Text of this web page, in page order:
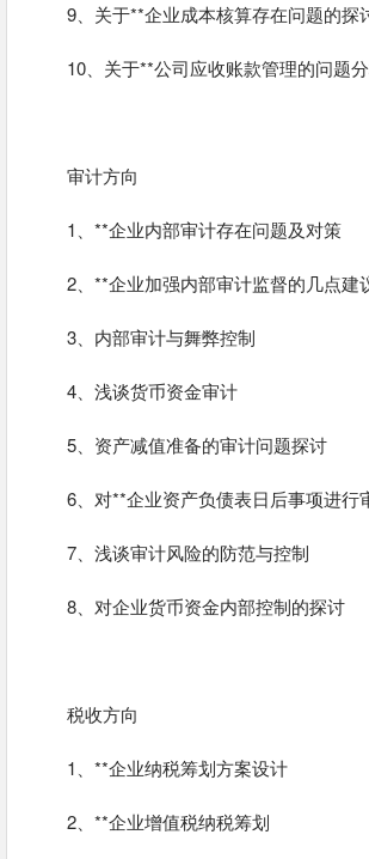
9、关于**企业成本核算存在问题的探
10、关于**公司应收账款管理的问题
审计方向
1、**企业内部审计存在问题及对策
2、**企业加强内部审计监督的几点建
3、内部审计与舞弊控制
4、浅谈货币资金审计
5、资产减值准备的审计问题探讨
6、对**企业资产负债表日后事项进行
7、浅谈审计风险的防范与控制
8、对企业货币资金内部控制的探讨
税收方向
1、**企业纳税筹划方案设计
2、**企业增值税纳税筹划